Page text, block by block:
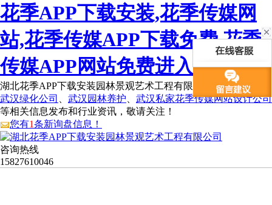
花季APP下载安装,花季传媒网
站,花季传媒APP下载免费,花季
传媒APP网站免费进入
湖北花季APP下载安装园林景观艺术工程有限公司为您免费提供
武汉绿化公司
武汉园林养护
武汉私家花季传媒网站设计公司
等相关信息发布和行业资讯，敬请关注！
您有1条新询盘信息！
咨询热线
15827610046